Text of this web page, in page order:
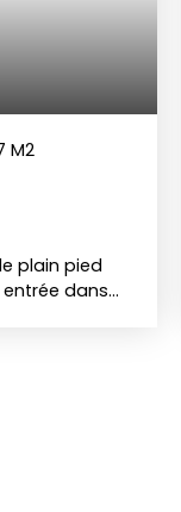
M2
plain pied
dans